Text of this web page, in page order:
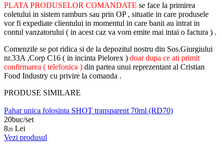
PLATA PRODUSELOR COMANDATE se face la primirea
coletului in sistem ramburs sau prin OP , situatie in care produsele
vor fi expediate clientului in momentul in care banii au intrat in
contul vanzatorului ( in acest caz va vom emite mai intai o factura ) .
Comenzile se pot ridica si de la depozitul nostru din Sos.Giurgiului
nr.33A ,Corp C16 ( in incinta Pielorex ) doar dupa ce ati primit
confirmarea ( telefonica ) din partea unui reprezentant al Cristian
Food Industry cu privire la comanda .
PRODUSE SIMILARE
Pahar unica folosinta SHOT transparent 70ml (RD70)
20buc/set
820 Lei
Vezi produsul